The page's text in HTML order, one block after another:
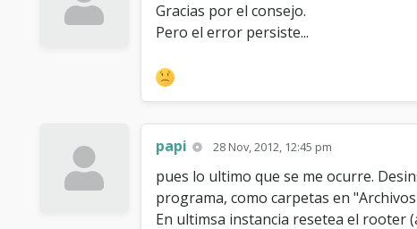
Gracias por el consejo.
Pero el error persiste...
papi 28 Nov, 2012, 12:45 pm
pues lo ultimo que se me ocurre.
programa, como carpetas en
En ultimsa instancia resetea el rooter